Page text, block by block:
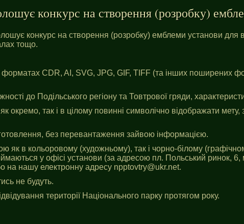
конкурс на створення (розробку)
конкурс на створення (розробку) емблеми установи для
тощо.
CDR, AI, SVG, JPG, GIF, TIFF (та інших поширених
до Подільського регіону та Товтрової гряди,
так і в цілому повинні символічно відображати мету,
без перевантаження зайвою інформацією.
в кольоровому (художньому), так і чорно-білому
у офісі установи (за адресою пл. Польський ринок, 6,
на нашу електронну адресу npptovtry@ukr.net.
не будуть.
території Національного парку протягом року.